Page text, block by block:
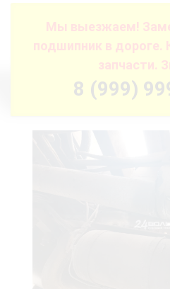
Мы выезжаем!
подшипник в дороге.
запчасти.
8 (999)